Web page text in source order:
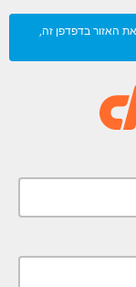
האזור בדפדפן זה,